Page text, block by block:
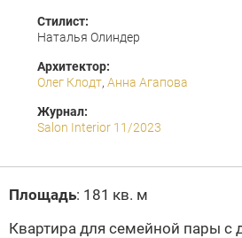
Стилист:
Наталья Олиндер
Архитектор:
Олег Клодт, Анна Агапова
Журнал:
Salon Interior 11/2023
Площадь: 181 кв. м
Квартира для семейной пары с